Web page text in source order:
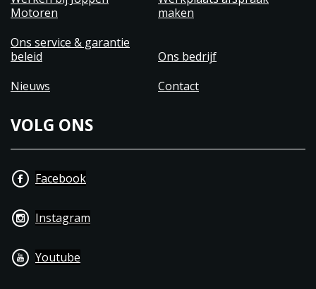
Motoren
maken
Ons service & garantie
beleid
Ons bedrijf
Nieuws
Contact
VOLG ONS
Facebook
Instagram
Youtube